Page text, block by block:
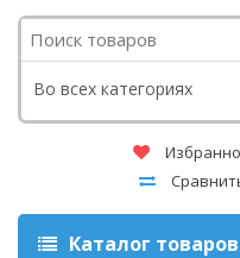
Поиск
Во всех категориях
Каталог товаров